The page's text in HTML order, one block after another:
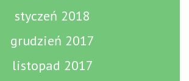
styczeń 2018
grudzień 2017
listopad 2017